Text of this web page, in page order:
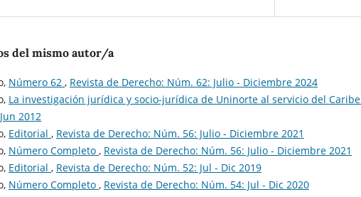
del mismo autor/a
Número 62 , Revista de Derecho: Núm. 62: Julio - Diciembre 2024
La investigación jurídica y socio-jurídica de Uninorte al servicio del Caribe
2012
Editorial , Revista de Derecho: Núm. 56: Julio - Diciembre 2021
Número Completo , Revista de Derecho: Núm. 56: Julio - Diciembre 2021
Editorial , Revista de Derecho: Núm. 52: Jul - Dic 2019
Número Completo , Revista de Derecho: Núm. 54: Jul - Dic 2020